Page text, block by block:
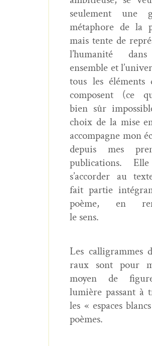
seule­ment une
métaphore de la
mais tente de
l’humanité
ensem­ble et
tous les
com­posent (ce
bien sûr
choix de la mise
accom­pa­gne mon
depuis mes
pub­li­ca­tions.
s’accorder au
fait par­tie
poème, en
le sens.
Les cal­ligrammes
raux sont pour
moyen de
lumière pas­sant à
les « espaces
poèmes.